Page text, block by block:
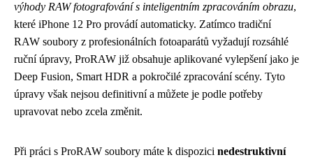
výhody RAW fotografování s inteligentním zpracováním obrazu,
které iPhone 12 Pro provádí automaticky. Zatímco tradiční
RAW soubory z profesionálních fotoaparátů vyžadují rozsáhlé
ruční úpravy, ProRAW již obsahuje aplikované vylepšení jako je
Deep Fusion, Smart HDR a pokročilé zpracování scény. Tyto
úpravy však nejsou definitivní a můžete je podle potřeby
upravovat nebo zcela změnit.
Při práci s ProRAW soubory máte k dispozici nedestruktivní